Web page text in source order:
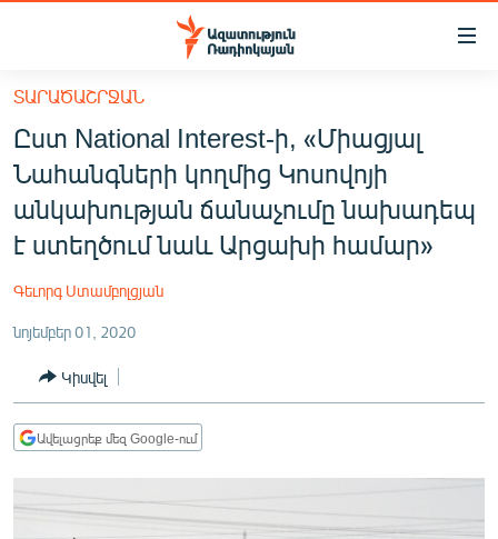
Մատչելիության
հիմնական
բովանդակությանը
Անցնել
հիմնական
մենյուին
Որոնում
ՔԱՂԱՔԱԿԱՆ
ԸՆՏՐՈՒԹՅՈՒՆՆԵՐ 2026
ՊԱՏԵՐԱԶՄԻ 6 ՇԱԲԱԹՆԵՐԸ
ՏԱՐԱԾԱՇՐՋԱՆ
ՄԻՋԱԶԳԱՅԻՆ
ՏԱՐԱԾԱՇՐՋԱՆ
Ըստ National Interest-ի, «Միացյալ
Նահանգների կողմից Կոսովոյի
անկախության ճանաչումը նախադեպ
է ստեղծում նաև Արցախի համար»
Գեւորգ Ստամբոլցյան
նոյեմբեր 01, 2020
Կիսվել
Ավելացրեք մեզ Google-ում